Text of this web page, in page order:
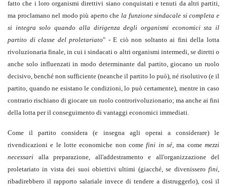
fatto che i loro organismi direttivi siano conquistati e tenuti da altri partiti,
ma proclamano nel modo più aperto chela funzione sindacale si completa e
si integra solo quando alla dirigenza degli organismi economici sta il
partito di classe del proletariato" - E ciò non soltanto ai fini della lotta
rivoluzionaria finale, in cui i sindacati o altri organismi intermedi, se diretti o
anche solo influenzati in modo determinante dal partito, giocano un ruolo
decisivo, benché non sufficiente (neanche il partito lo può), né risolutivo (e il
partito, quando ne esistano le condizioni, lo può certamente), mentre in caso
contrario rischiano di giocare un ruolo controrivoluzionario; ma anche ai fini
della lotta per il conseguimento di vantaggi economici immediati.
Come il partito considera (e insegna agli operai a considerare) le
rivendicazioni e le lotte economiche non comefini in sé, ma comemezzi
necessari alla preparazione, all'addestramento e all'organizzazione del
proletariato in vista dei suoi obiettivi ultimi (giacché, se divenissero fini,
ribadirebbero il rapporto salariale invece di tendere a distruggerlo), così il